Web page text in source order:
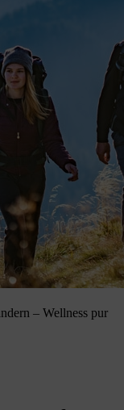
– Wellness pur